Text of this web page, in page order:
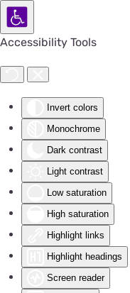
Accessibility Tools
Invert colors
Monochrome
Dark contrast
Light contrast
Low saturation
High saturation
Highlight links
Highlight headings
Screen reader